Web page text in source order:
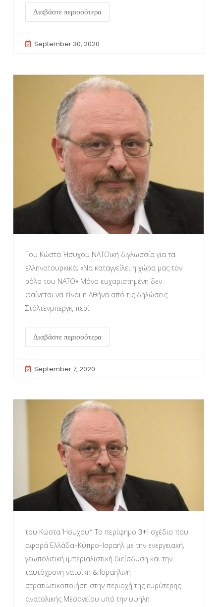
Διαβάστε περισσότερα
September 30, 2020
Του Κώστα Ήσυχου ΝΑΤΟϊκή διγλωσσία για τα
ελληνοτουρκικά: «Να καταγγείλει η χώρα μας τον
ρόλο του ΝΑΤΟ» Μόνο ευχαριστημένη δεν
φαίνεται να είναι η Αθήνα από τις δηλώσεις
Στόλτενμπεργκ, περί
Διαβάστε περισσότερα
September 7, 2020
του Κώστα Ήσυχου* Το περίφημο 3+1 σχέδιο που
αφορά Ελλάδα-Κύπρο-Ισραήλ με την ενεργειακή,
γεωπολιτική ιμπεριαλιστική διείσδυση και την
ταυτόχρονη νατοϊκή & Ισραηλινή
στρατιωτικοποιήση στην περιοχή της ευρύτερης
ανατολικής Μεσογείου υπό την υψηλή